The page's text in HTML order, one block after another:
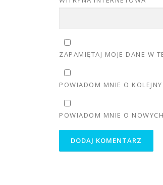
ZAPAMIĘTAJ MOJE DANE W
POWIADOM MNIE O
POWIADOM MNIE O